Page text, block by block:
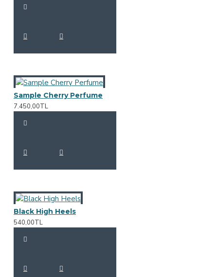
Sample Cherry Perfume
7.450,00TL
Black High Heels
540,00TL